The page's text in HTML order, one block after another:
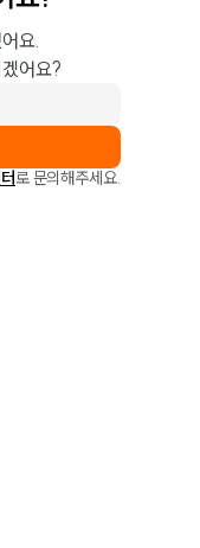
요.
어요?
로 문의해주세요.